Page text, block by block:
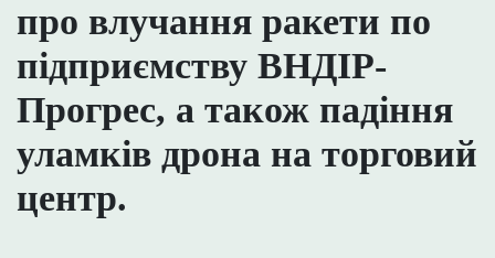
про влучання ракети по
підприємству ВНДІР-
Прогрес, а також падіння
уламків дрона на торговий
центр.